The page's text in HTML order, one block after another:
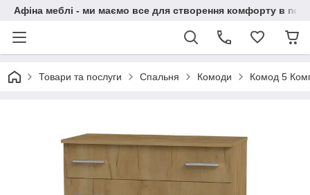
Афіна меблі - ми маємо все для створення комфорту в
Товари та послуги Спальня Комоди Комод 5